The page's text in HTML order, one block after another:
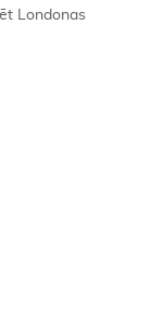
Londonas